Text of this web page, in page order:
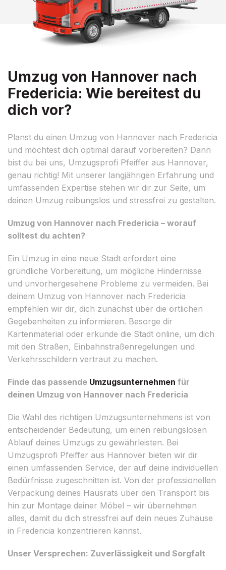
Umzug von Hannover nach
Fredericia: Wie bereitest du
dich vor?
Planst du einen Umzug von Hannover nach Fredericia
und möchtest dich optimal darauf vorbereiten? Dann
bist du bei uns, Umzugsprofi Pfeiffer aus Hannover,
genau richtig! Mit unserer langjährigen Erfahrung und
umfassenden Expertise stehen wir dir zur Seite, um
deinen Umzug reibungslos und stressfrei zu gestalten.
Umzug von Hannover nach Fredericia – worauf
solltest du achten?
Ein Umzug in eine neue Stadt erfordert eine
gründliche Vorbereitung, um mögliche Hindernisse
und unvorhergesehene Probleme zu vermeiden. Bei
deinem Umzug von Hannover nach Fredericia
empfehlen wir dir, dich zunächst über die örtlichen
Gegebenheiten zu informieren. Besorge dir
Kartenmaterial oder erkunde die Stadt online, um dich
mit den Straßen, Einbahnstraßenregelungen und
Verkehrsschildern vertraut zu machen.
Finde das passende Umzugsunternehmen für
deinen Umzug von Hannover nach Fredericia
Die Wahl des richtigen Umzugsunternehmens ist von
entscheidender Bedeutung, um einen reibungslosen
Ablauf deines Umzugs zu gewährleisten. Bei
Umzugsprofi Pfeiffer aus Hannover bieten wir dir
einen umfassenden Service, der auf deine individuellen
Bedürfnisse zugeschnitten ist. Von der professionellen
Verpackung deines Hausrats über den Transport bis
hin zur Montage deiner Möbel – wir übernehmen
alles, damit du dich stressfrei auf dein neues Zuhause
in Fredericia konzentrieren kannst.
Unser Versprechen: Zuverlässigkeit und Sorgfalt